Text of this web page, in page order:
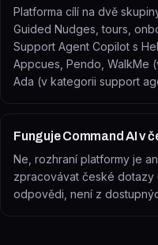
Platforma cílí na dvě
Guided Nudges, tours,
Support Agent Copilot s
Appcues, Pendo, WalkMe
Ada (v kategorii support
Funguje Command AI v
Ne, rozhraní platformy je
zpracovávat české
odpovědi, není z